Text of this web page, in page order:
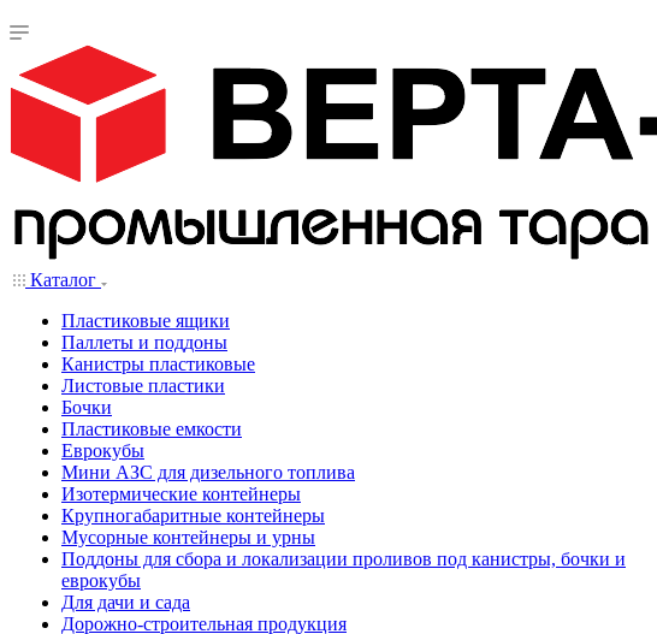
Каталог
Пластиковые ящики
Паллеты и поддоны
Канистры пластиковые
Листовые пластики
Бочки
Пластиковые емкости
Еврокубы
Мини АЗС для дизельного топлива
Изотермические контейнеры
Крупногабаритные контейнеры
Мусорные контейнеры и урны
Поддоны для сбора и локализации проливов под канистры, бочки и
еврокубы
Для дачи и сада
Дорожно-строительная продукция